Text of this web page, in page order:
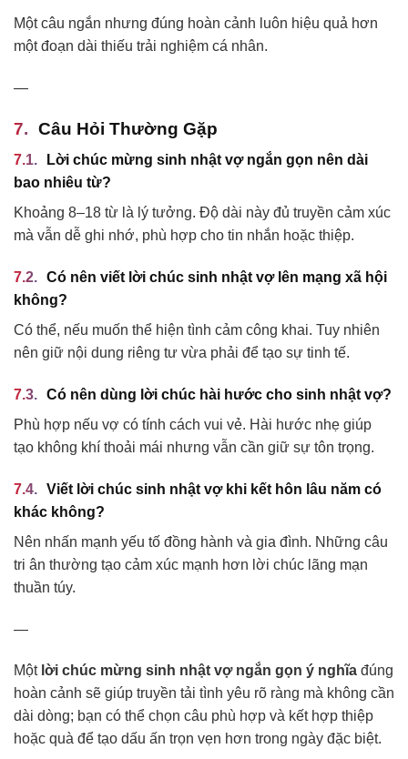
Một câu ngắn nhưng đúng hoàn cảnh luôn hiệu quả hơn
một đoạn dài thiếu trải nghiệm cá nhân.
—
Câu Hỏi Thường Gặp
Lời chúc mừng sinh nhật vợ ngắn gọn nên dài
bao nhiêu từ?
Khoảng 8–18 từ là lý tưởng. Độ dài này đủ truyền cảm xúc
mà vẫn dễ ghi nhớ, phù hợp cho tin nhắn hoặc thiệp.
Có nên viết lời chúc sinh nhật vợ lên mạng xã hội
không?
Có thể, nếu muốn thể hiện tình cảm công khai. Tuy nhiên
nên giữ nội dung riêng tư vừa phải để tạo sự tinh tế.
Có nên dùng lời chúc hài hước cho sinh nhật vợ?
Phù hợp nếu vợ có tính cách vui vẻ. Hài hước nhẹ giúp
tạo không khí thoải mái nhưng vẫn cần giữ sự tôn trọng.
Viết lời chúc sinh nhật vợ khi kết hôn lâu năm có
khác không?
Nên nhấn mạnh yếu tố đồng hành và gia đình. Những câu
tri ân thường tạo cảm xúc mạnh hơn lời chúc lãng mạn
thuần túy.
—
Một lời chúc mừng sinh nhật vợ ngắn gọn ý nghĩa đúng
hoàn cảnh sẽ giúp truyền tải tình yêu rõ ràng mà không cần
dài dòng; bạn có thể chọn câu phù hợp và kết hợp thiệp
hoặc quà để tạo dấu ấn trọn vẹn hơn trong ngày đặc biệt.